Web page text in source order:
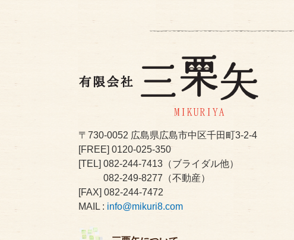
〒730-0052 広島県広島市中区千田町3-2-4
[FREE] 0120-025-350
[TEL] 082-244-7413 （ブライダル他）
082-249-8277 （不動産）
[FAX] 082-244-7472
MAIL : info@mikuri8.com